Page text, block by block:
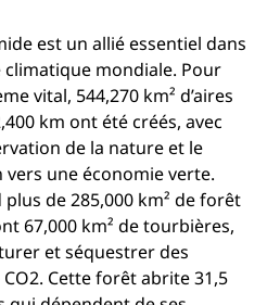
est un allié essentiel dans
mondiale. Pour
vital, 544,270 km² d’aires
km ont été créés, avec
de la nature et le
une économie verte.
de 285,000 km² de forêt
67,000 km² de tourbières,
et séquestrer des
Cette forêt abrite 31,5